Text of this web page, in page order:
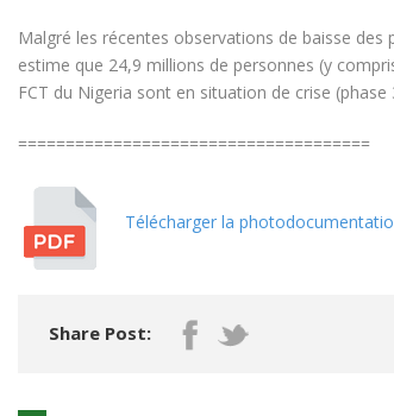
Malgré les récentes observations de baisse
estime que 24,9 millions de personnes (y
FCT du Nigeria sont en situation de crise
=====================================
Télécharger la
Share Post: